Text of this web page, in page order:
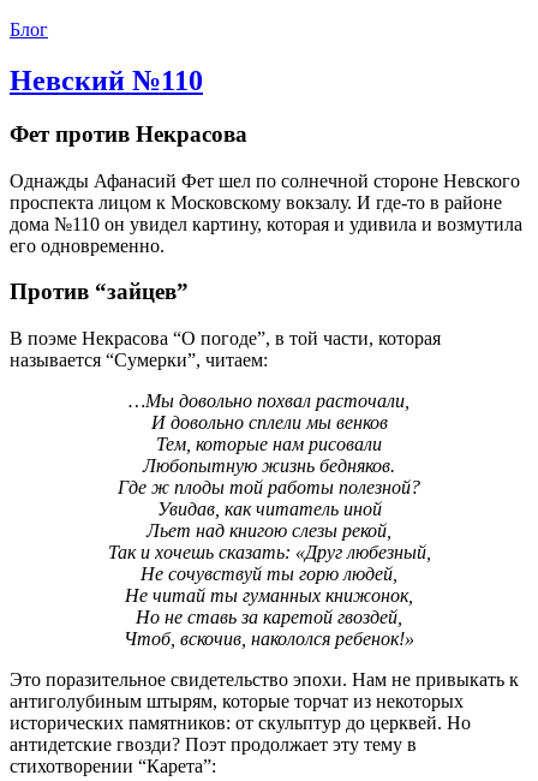
Блог
Невский №110
Фет против Некрасова
Однажды Афанасий Фет шел по солнечной стороне Невского
проспекта лицом к Московскому вокзалу. И где-то в районе
дома №110 он увидел картину, которая и удивила и возмутила
его одновременно.
Против “зайцев”
В поэме Некрасова “О погоде”, в той части, которая
называется “Сумерки”, читаем:
…Мы довольно похвал расточали,
И довольно сплели мы венков
Тем, которые нам рисовали
Любопытную жизнь бедняков.
Где ж плоды той работы полезной?
Увидав, как читатель иной
Льет над книгою слезы рекой,
Так и хочешь сказать: «Друг любезный,
Не сочувствуй ты горю людей,
Не читай ты гуманных книжонок,
Но не ставь за каретой гвоздей,
Чтоб, вскочив, накололся ребенок!»
Это поразительное свидетельство эпохи. Нам не привыкать к
антиголубиным штырям, которые торчат из некоторых
исторических памятников: от скульптур до церквей. Но
антидетские гвозди? Поэт продолжает эту тему в
стихотворении “Карета”: